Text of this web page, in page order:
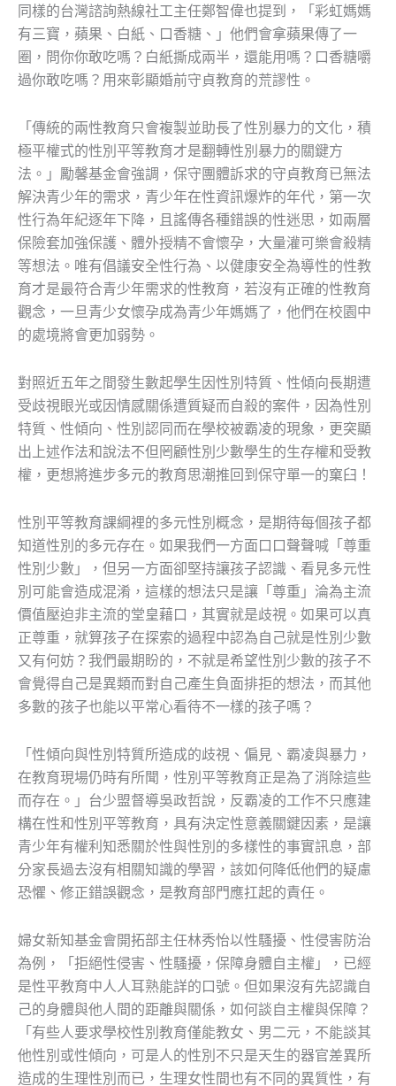
同樣的台灣諮詢熱線社工主任鄭智偉也提到，「彩虹媽媽
有三寶，蘋果、白紙、口香糖、」他們會拿蘋果傳了一
圈，問你你敢吃嗎？白紙撕成兩半，還能用嗎？口香糖嚼
過你敢吃嗎？用來彰顯婚前守貞教育的荒謬性。
「傳統的兩性教育只會複製並助長了性別暴力的文化，積
極平權式的性別平等教育才是翻轉性別暴力的關鍵方
法。」勵馨基金會強調，保守團體訴求的守貞教育已無法
解決青少年的需求，青少年在性資訊爆炸的年代，第一次
性行為年紀逐年下降，且謠傳各種錯誤的性迷思，如兩層
保險套加強保護、體外授精不會懷孕，大量灌可樂會殺精
等想法。唯有倡議安全性行為、以健康安全為導性的性教
育才是最符合青少年需求的性教育，若沒有正確的性教育
觀念，一旦青少女懷孕成為青少年媽媽了，他們在校園中
的處境將會更加弱勢。
對照近五年之間發生數起學生因性別特質、性傾向長期遭
受歧視眼光或因情感關係遭質疑而自殺的案件，因為性別
特質、性傾向、性別認同而在學校被霸凌的現象，更突顯
出上述作法和說法不但罔顧性別少數學生的生存權和受教
權，更想將進步多元的教育思潮推回到保守單一的窠臼！
性別平等教育課綱裡的多元性別概念，是期待每個孩子都
知道性別的多元存在。如果我們一方面口口聲聲喊「尊重
性別少數」，但另一方面卻堅持讓孩子認識、看見多元性
別可能會造成混淆，這樣的想法只是讓「尊重」淪為主流
價值壓迫非主流的堂皇藉口，其實就是歧視。如果可以真
正尊重，就算孩子在探索的過程中認為自己就是性別少數
又有何妨？我們最期盼的，不就是希望性別少數的孩子不
會覺得自己是異類而對自己產生負面排拒的想法，而其他
多數的孩子也能以平常心看待不一樣的孩子嗎？
「性傾向與性別特質所造成的歧視、偏見、霸凌與暴力，
在教育現場仍時有所聞，性別平等教育正是為了消除這些
而存在。」台少盟督導吳政哲說，反霸凌的工作不只應建
構在性和性別平等教育，具有決定性意義關鍵因素，是讓
青少年有權利知悉關於性與性別的多樣性的事實訊息，部
分家長過去沒有相關知識的學習，該如何降低他們的疑慮
恐懼、修正錯誤觀念，是教育部門應扛起的責任。
婦女新知基金會開拓部主任林秀怡以性騷擾、性侵害防治
為例，「拒絕性侵害、性騷擾，保障身體自主權」，已經
是性平教育中人人耳熟能詳的口號。但如果沒有先認識自
己的身體與他人間的距離與關係，如何談自主權與保障？
「有些人要求學校性別教育僅能教女、男二元，不能談其
他性別或性傾向，可是人的性別不只是天生的器官差異所
造成的生理性別而已，生理女性間也有不同的異質性，有